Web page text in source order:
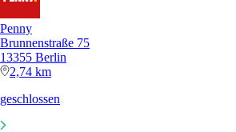
Penny
Brunnenstraße 75
13355 Berlin
2,74 km
geschlossen